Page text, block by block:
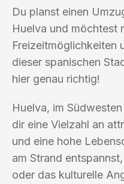
Du planst einen
Huelva und möchtest
Freizeitmöglichkeiten
dieser spanischen
hier genau richtig!
Huelva, im
dir eine Vielzahl an
und eine hohe
am Strand
oder das kulturelle